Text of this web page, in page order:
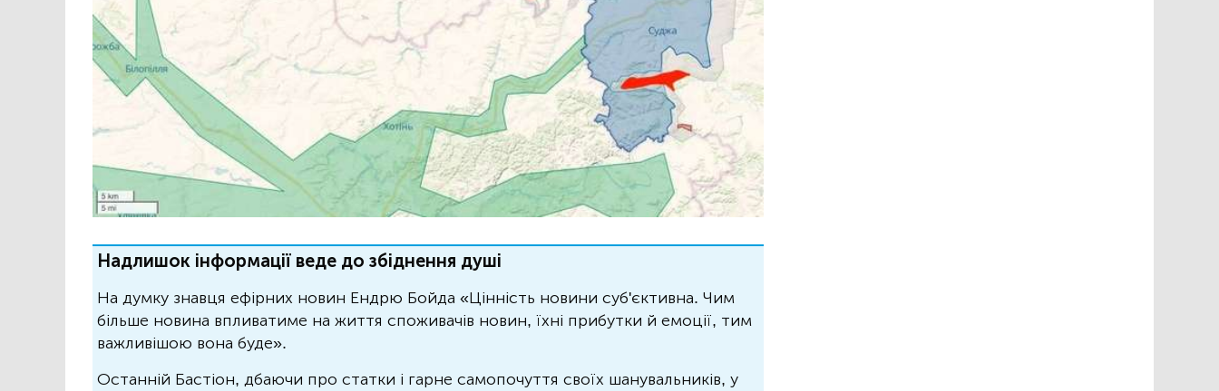
Надлишок інформації веде до збіднення душі
На думку знавця ефірних новин Ендрю Бойда «Цінність новини суб'єктивна. Чим
більше новина впливатиме на життя споживачів новин, їхні прибутки й емоції, тим
важливішою вона буде».
Останній Бастіон, дбаючи про статки і гарне самопочуття своїх шанувальників, у